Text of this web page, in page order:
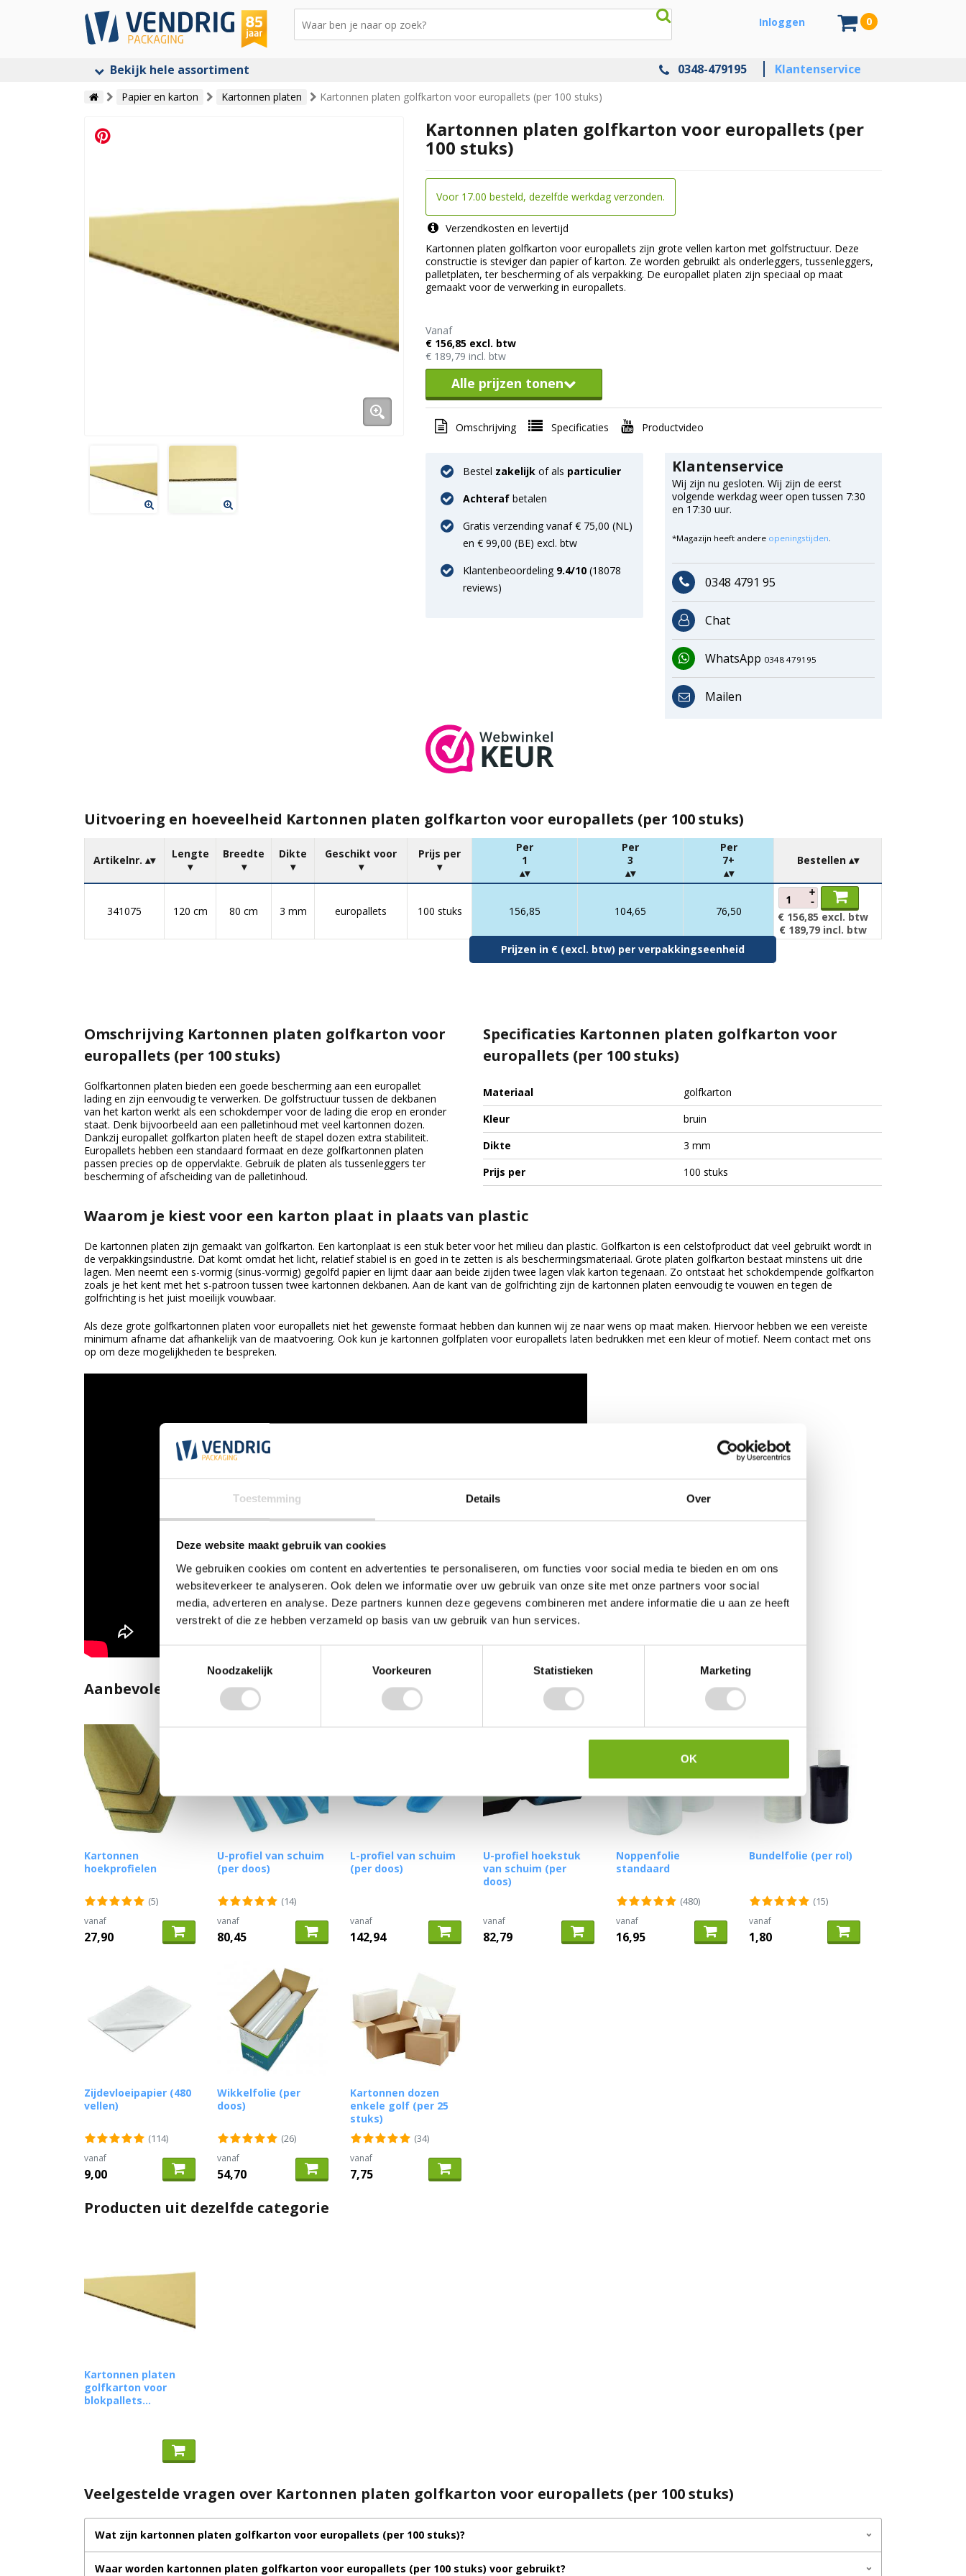
Toestemming Details Over
Deze website maakt gebruik van cookies
We gebruiken cookies om content en advertenties te personaliseren, om functies voor social media te bieden en om ons
websiteverkeer te analyseren. Ook delen we informatie over uw gebruik van onze site met onze partners voor social
media, adverteren en analyse. Deze partners kunnen deze gegevens combineren met andere informatie die u aan ze heeft
verstrekt of die ze hebben verzameld op basis van uw gebruik van hun services.
Noodzakelijk
Voorkeuren Statistieken Marketing
OK
Inloggen 0
Bekijk hele assortiment 0348-479195 Klantenservice
Papier en karton Kartonnen platen Kartonnen platen golfkarton voor europallets (per 100 stuks)
Kartonnen platen golfkarton voor europallets (per
100 stuks)
Voor 17.00 besteld, dezelfde werkdag verzonden.
Verzendkosten en levertijd
Kartonnen platen golfkarton voor europallets zijn grote vellen karton met golfstructuur. Deze
constructie is steviger dan papier of karton. Ze worden gebruikt als onderleggers, tussenleggers,
palletplaten, ter bescherming of als verpakking. De europallet platen zijn speciaal op maat
gemaakt voor de verwerking in europallets.
Vanaf
€ 156,85 excl. btw
€ 189,79 incl. btw
Alle prijzen tonen
Omschrijving Specificaties Productvideo
Bestel zakelijk of als particulier
Achteraf betalen
Gratis verzending vanaf € 75,00 (NL)
en € 99,00 (BE) excl. btw
Klantenbeoordeling 9.4/10 (18078
reviews)
Klantenservice
Wij zijn nu gesloten. Wij zijn de eerst
volgende werkdag weer open tussen 7:30
en 17:30 uur.
*Magazijn heeft andere openingstijden
0348 4791 95
Chat
WhatsApp 0348 479195
Mailen
Uitvoering en hoeveelheid Kartonnen platen golfkarton voor europallets (per 100 stuks)
Prijzen in € (excl. btw) per verpakkingseenheid
Artikelnr. Lengte Breedte Dikte Geschikt voor Prijs per
Per
1
Per
3
Per
7+
Bestellen
341075 120 cm 80 cm 3 mm europallets 100 stuks 156,85 104,65 76,50
+
-
€ 156,85 excl. btw
€ 189,79 incl. btw
Specificaties Kartonnen platen golfkarton voor
europallets (per 100 stuks)
Materiaal
golfkarton
Kleur
bruin
Dikte
3 mm
Prijs per
100 stuks
Omschrijving Kartonnen platen golfkarton voor
europallets (per 100 stuks)
Golfkartonnen platen bieden een goede bescherming aan een europallet
lading en zijn eenvoudig te verwerken. De golfstructuur tussen de dekbanen
van het karton werkt als een schokdemper voor de lading die erop en eronder
staat. Denk bijvoorbeeld aan een palletinhoud met veel kartonnen dozen.
Dankzij europallet golfkarton platen heeft de stapel dozen extra stabiliteit.
Europallets hebben een standaard formaat en deze golfkartonnen platen
passen precies op de oppervlakte. Gebruik de platen als tussenleggers ter
bescherming of afscheiding van de palletinhoud.
Waarom je kiest voor een karton plaat in plaats van plastic
De kartonnen platen zijn gemaakt van golfkarton. Een kartonplaat is een stuk beter voor het milieu dan plastic. Golfkarton is een celstofproduct dat veel gebruikt wordt in
de verpakkingsindustrie. Dat komt omdat het licht, relatief stabiel is en goed in te zetten is als beschermingsmateriaal. Grote platen golfkarton bestaat minstens uit drie
lagen. Men neemt een s-vormig (sinus-vormig) gegolfd papier en lijmt daar aan beide zijden twee lagen vlak karton tegenaan. Zo ontstaat het schokdempende golfkarton
zoals je het kent met het s-patroon tussen twee kartonnen dekbanen. Aan de kant van de golfrichting zijn de kartonnen platen eenvoudig te vouwen en tegen de
golfrichting is het juist moeilijk vouwbaar.
Als deze grote golfkartonnen platen voor europallets niet het gewenste formaat hebben dan kunnen wij ze naar wens op maat maken. Hiervoor hebben we een vereiste
minimum afname dat afhankelijk van de maatvoering. Ook kun je kartonnen golfplaten voor europallets laten bedrukken met een kleur of motief. Neem contact met ons
op om deze mogelijkheden te bespreken.
Aanbevolen producten
Kartonnen
hoekprofielen
(5)
vanaf
27,90
U-profiel van schuim
(per doos)
(14)
vanaf
80,45
L-profiel van schuim
(per doos)
vanaf
142,94
U-profiel hoekstuk
van schuim (per
doos)
vanaf
82,79
Noppenfolie
standaard
(480)
vanaf
16,95
Bundelfolie (per rol)
(15)
vanaf
1,80
Zijdevloeipapier (480
vellen)
(114)
vanaf
9,00
Wikkelfolie (per
doos)
(26)
vanaf
54,70
Kartonnen dozen
enkele golf (per 25
stuks)
(34)
vanaf
7,75
Producten uit dezelfde categorie
Kartonnen platen
golfkarton voor
blokpallets...
Veelgestelde vragen over Kartonnen platen golfkarton voor europallets (per 100 stuks)
Wat zijn kartonnen platen golfkarton voor europallets (per 100 stuks)?
Waar worden kartonnen platen golfkarton voor europallets (per 100 stuks) voor gebruikt?